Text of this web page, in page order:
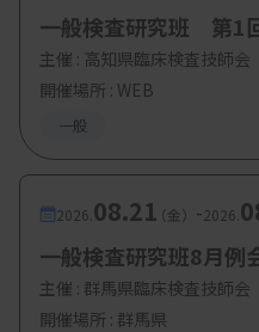
一般検査研究班 第1
主催 : 高知県臨床検査技師会
開催場所 : WEB
一般
2026. 08.21（金） -2026.
一般検査研究班8月例
主催 : 群馬県臨床検査技師会
開催場所 : 群馬県